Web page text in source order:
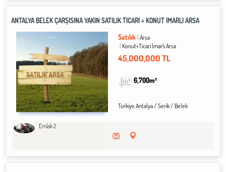
ANTALYA BELEK ÇARŞISINA YAKIN SATILIK TİCARİ + KONUT İMARLI ARSA
Satılık Arsa
Konut+Ticari İmarlı Arsa
45,000,000 TL
6,700m²
Türkiye Antalya / Serik/ Belek
Emlak 2